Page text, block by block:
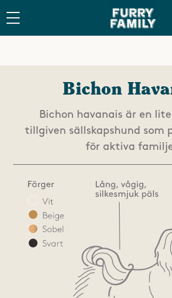
FRI FRAKT ÖVER 600
Bichon
Bichon havanais är en
tillgiven sällskapshund som
för aktiva